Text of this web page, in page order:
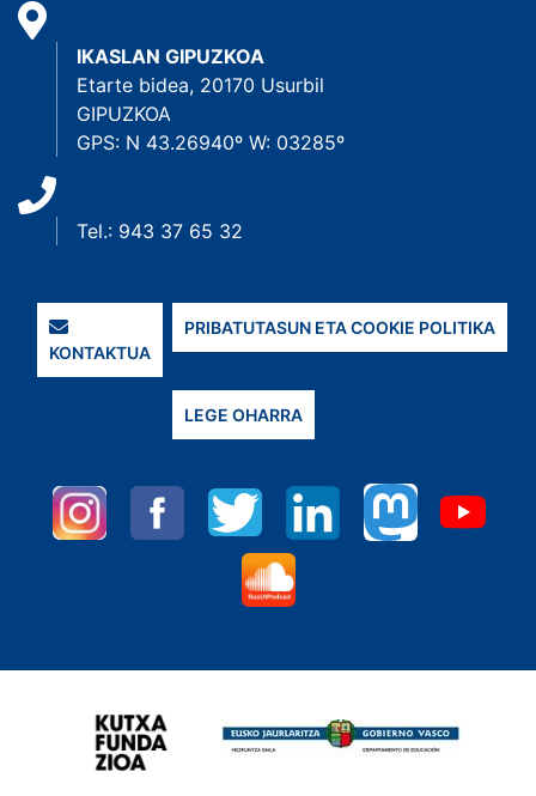
IKASLAN GIPUZKOA
Etarte bidea, 20170 Usurbil
GIPUZKOA
GPS: N 43.26940º W: 03285º
Tel.: 943 37 65 32
KONTAKTUA
PRIBATUTASUN ETA COOKIE POLITIKA
LEGE OHARRA